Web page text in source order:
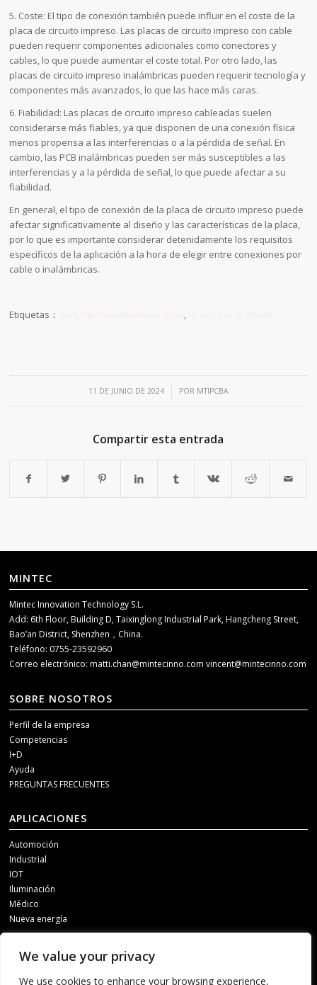
We value your privacy
We use cookies to enhance your browsing experience,
5. Coste: El tipo de conexión también puede influir en el coste de la
placa de circuito impreso. Las placas de circuito impreso con cable
pueden requerir componentes adicionales como conectores y
cables, lo que puede aumentar el coste total. Por otro lado, las
placas de circuito impreso inalámbricas pueden requerir tecnología y
componentes más avanzados, lo que las hace más caras.
6. Fiabilidad: Las placas de circuito impreso cableadas suelen
considerarse más fiables, ya que disponen de una conexión física
menos propensa a las interferencias o a la pérdida de señal. En
cambio, las PCB inalámbricas pueden ser más susceptibles a las
interferencias y a la pérdida de señal, lo que puede afectar a su
fiabilidad.
En general, el tipo de conexión de la placa de circuito impreso puede
afectar significativamente al diseño y las características de la placa,
por lo que es importante considerar detenidamente los requisitos
específicos de la aplicación a la hora de elegir entre conexiones por
cable o inalámbricas.
Etiquetas： ,
11 DE JUNIO DE 2024
/ POR MTIPCBA
Compartir esta entrada
MINTEC
Mintec Innovation Technology S.L.
Add: 6th Floor, Building D, Taixinglong Industrial Park, Hangcheng Street,
Bao’an District, Shenzhen，China.
Teléfono: 0755-23592960
Correo electrónico:matti.chan@mintecinno.comvincent@mintecinno.com
SOBRE NOSOTROS
Perfil de la empresa
Competencias
I+D
Ayuda
PREGUNTAS FRECUENTES
APLICACIONES
Automoción
Industrial
IOT
Iluminación
Médico
Nueva energía
MEDIOS DE COMUNICACIÓN SOCIAL
Para recibir información actualizada, póngase en contacto con nosotros a